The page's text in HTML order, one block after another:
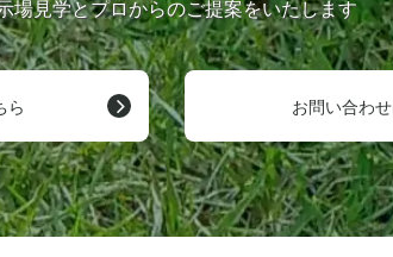
場見学とプロからのご提案をいたします
ら お問い合わ